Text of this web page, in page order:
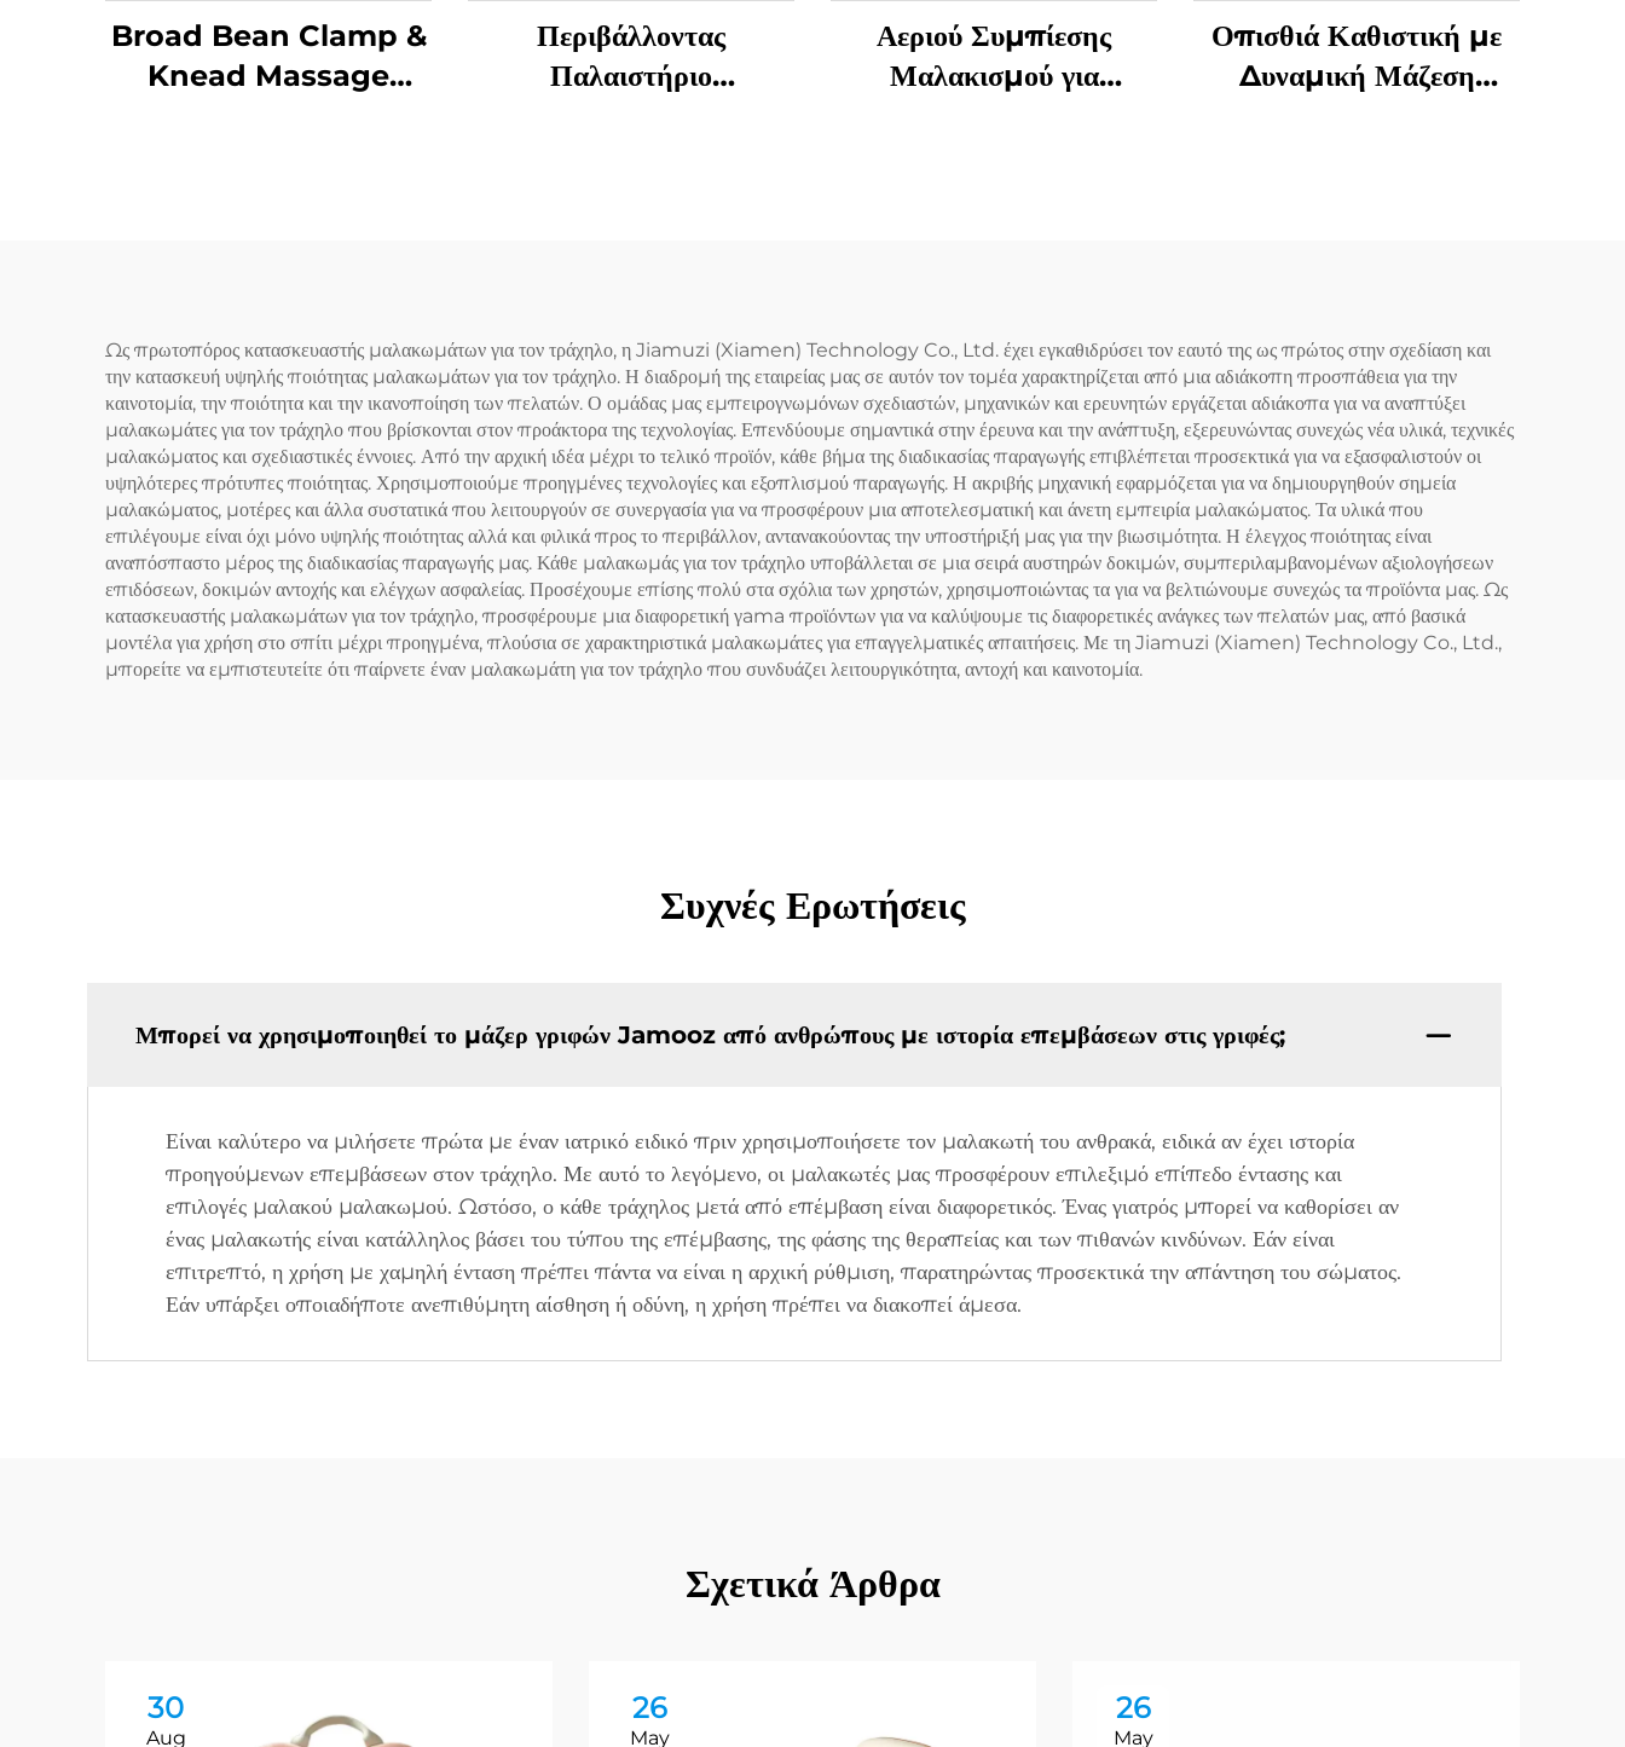
Broad Bean Clamp &
Knead Massage
Περιβάλλοντας
Παλαιστήριο
Αεριού Συμπίεσης
Μαλακισμού για
Οπισθιά Καθιστική με
Δυναμική Μάζεση
Ως πρωτοπόρος κατασκευαστής μαλακωμάτων για τον τράχηλο, η Jiamuzi (Xiamen) Technology Co., Ltd. έχει εγκαθιδρύσει τον εαυτό της ως πρώτος στην σχεδίαση και
την κατασκευή υψηλής ποιότητας μαλακωμάτων για τον τράχηλο. Η διαδρομή της εταιρείας μας σε αυτόν τον τομέα χαρακτηρίζεται από μια αδιάκοπη προσπάθεια για την
καινοτομία, την ποιότητα και την ικανοποίηση των πελατών. Ο ομάδας μας εμπειρογνωμόνων σχεδιαστών, μηχανικών και ερευνητών εργάζεται αδιάκοπα για να αναπτύξει
μαλακωμάτες για τον τράχηλο που βρίσκονται στον προάκτορα της τεχνολογίας. Επενδύουμε σημαντικά στην έρευνα και την ανάπτυξη, εξερευνώντας συνεχώς νέα υλικά, τεχνικές
μαλακώματος και σχεδιαστικές έννοιες. Από την αρχική ιδέα μέχρι το τελικό προϊόν, κάθε βήμα της διαδικασίας παραγωγής επιβλέπεται προσεκτικά για να εξασφαλιστούν οι
υψηλότερες πρότυπες ποιότητας. Χρησιμοποιούμε προηγμένες τεχνολογίες και εξοπλισμού παραγωγής. Η ακριβής μηχανική εφαρμόζεται για να δημιουργηθούν σημεία
μαλακώματος, μοτέρες και άλλα συστατικά που λειτουργούν σε συνεργασία για να προσφέρουν μια αποτελεσματική και άνετη εμπειρία μαλακώματος. Τα υλικά που
επιλέγουμε είναι όχι μόνο υψηλής ποιότητας αλλά και φιλικά προς το περιβάλλον, αντανακούοντας την υποστήριξή μας για την βιωσιμότητα. Η έλεγχος ποιότητας είναι
αναπόσπαστο μέρος της διαδικασίας παραγωγής μας. Κάθε μαλακωμάς για τον τράχηλο υποβάλλεται σε μια σειρά αυστηρών δοκιμών, συμπεριλαμβανομένων αξιολογήσεων
επιδόσεων, δοκιμών αντοχής και ελέγχων ασφαλείας. Προσέχουμε επίσης πολύ στα σχόλια των χρηστών, χρησιμοποιώντας τα για να βελτιώνουμε συνεχώς τα προϊόντα μας. Ως
κατασκευαστής μαλακωμάτων για τον τράχηλο, προσφέρουμε μια διαφορετική γama προϊόντων για να καλύψουμε τις διαφορετικές ανάγκες των πελατών μας, από βασικά
μοντέλα για χρήση στο σπίτι μέχρι προηγμένα, πλούσια σε χαρακτηριστικά μαλακωμάτες για επαγγελματικές απαιτήσεις. Με τη Jiamuzi (Xiamen) Technology Co., Ltd.,
μπορείτε να εμπιστευτείτε ότι παίρνετε έναν μαλακωμάτη για τον τράχηλο που συνδυάζει λειτουργικότητα, αντοχή και καινοτομία.
Συχνές Ερωτήσεις
Μπορεί να χρησιμοποιηθεί το μάζερ γριφών Jamooz από ανθρώπους με ιστορία επεμβάσεων στις γριφές;
Είναι καλύτερο να μιλήσετε πρώτα με έναν ιατρικό ειδικό πριν χρησιμοποιήσετε τον μαλακωτή του ανθρακά, ειδικά αν έχει ιστορία
προηγούμενων επεμβάσεων στον τράχηλο. Με αυτό το λεγόμενο, οι μαλακωτές μας προσφέρουν επιλεξιμό επίπεδο έντασης και
επιλογές μαλακού μαλακωμού. Ωστόσο, ο κάθε τράχηλος μετά από επέμβαση είναι διαφορετικός. Ένας γιατρός μπορεί να καθορίσει αν
ένας μαλακωτής είναι κατάλληλος βάσει του τύπου της επέμβασης, της φάσης της θεραπείας και των πιθανών κινδύνων. Εάν είναι
επιτρεπτό, η χρήση με χαμηλή ένταση πρέπει πάντα να είναι η αρχική ρύθμιση, παρατηρώντας προσεκτικά την απάντηση του σώματος.
Εάν υπάρξει οποιαδήποτε ανεπιθύμητη αίσθηση ή οδύνη, η χρήση πρέπει να διακοπεί άμεσα.
Σχετικά Άρθρα
30
Aug
26
May
26
May